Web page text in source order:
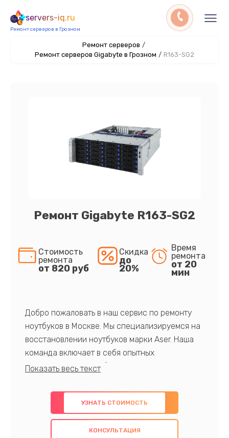
servers-iq.ru
Ремонт серверов в Грозном
Ремонт серверов /
Ремонт серверов Gigabyte в Грозном / R163-SG2
Ремонт Gigabyte R163-SG2
Стоимость
ремонта
от 820 руб
Скидка
до
20%
Время
ремонта
от 20
мин
Добро пожаловать в наш сервис по ремонту
ноутбуков в Москве. Мы специализируемся на
восстановлении ноутбуков марки Aser. Наша
команда включает в себя опытных
профессионалов с обширными знаниями и
предлагаем быстрый и качественный ремонт с
использованием оригинальных компонентов, а
также гарантируем качество всех
проведенных работ. Наша цель - предоставить
УЗНАТЬ СТОИМОСТЬ
КОНСУЛЬТАЦИЯ